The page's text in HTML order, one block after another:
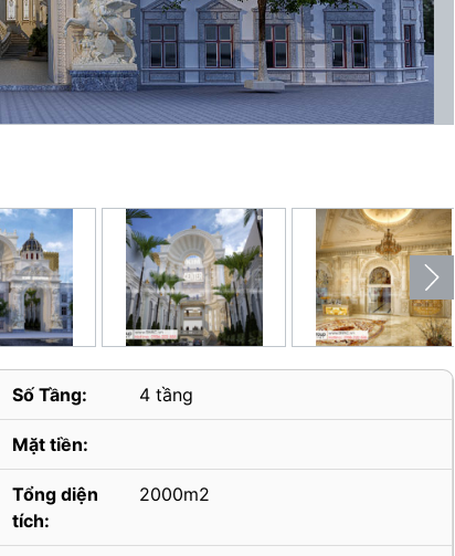
Số Tầng: 4 tầng
Mặt tiền:
Tổng diện
tích:
2000m2